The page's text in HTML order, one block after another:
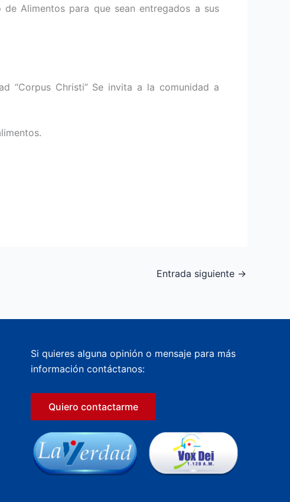
Alimentos para que sean entregados a sus
“Corpus Christi” Se invita a la comunidad a
Entrada siguiente →
Si quieres alguna opinión o mensaje para más
información contáctanos:
Quiero contactarme